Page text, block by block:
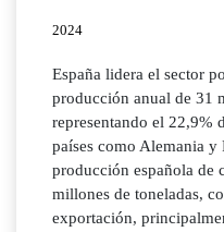
2024
España lidera el sector
producción anual de 31
representando el 22,9%
países como Alemania y
producción española de
millones de toneladas,
exportación,